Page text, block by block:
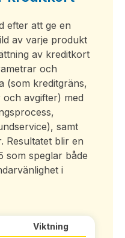
efter att ge en
av varje produkt
av kreditkort
och
(som kreditgräns,
avgifter) med
samt
Resultatet blir en
som speglar både
i
Viktning